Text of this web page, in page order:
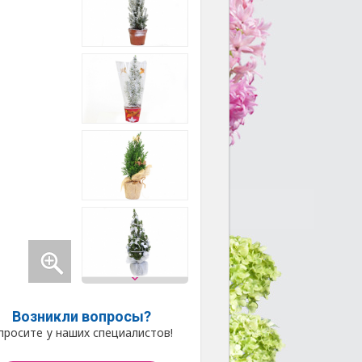
Возникли вопросы?
у наших специалистов!